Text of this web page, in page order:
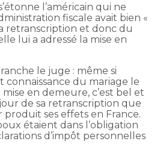
l’américain qui ne
fiscale avait bien «
retranscription et donc du
lui a adressé la mise en
le juge : même si
connaissance du mariage le
en demeure, c’est bel et
de sa retranscription que
produit ses effets en France.
étaient dans l’obligation
d’impôt personnelles